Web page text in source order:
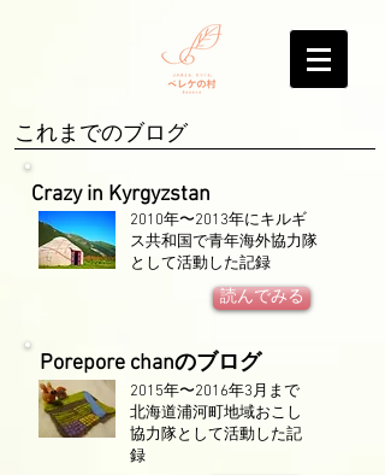
​これまでのブログ
2010年〜2013年に​キルギ
ス共和国で青年海外協力隊
として活動した記録
Crazy in Kyrgyzstan
読んでみる
Porepore chanのブログ
2015年〜2016年3月まで
北海道浦河町地域おこし
協力隊として活動した記
録